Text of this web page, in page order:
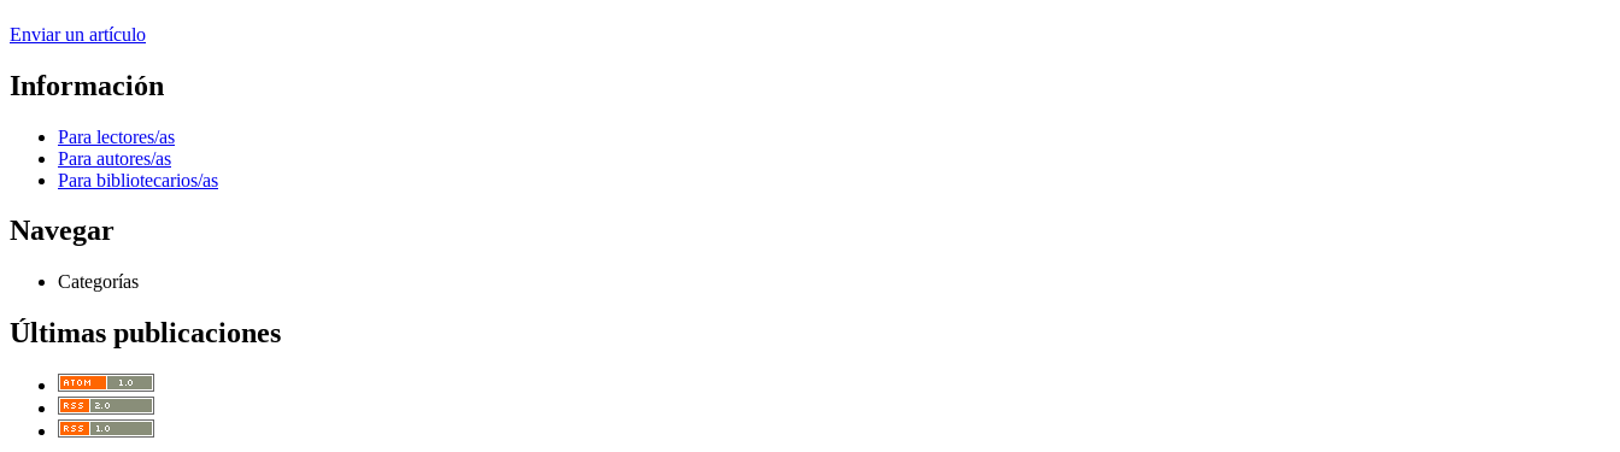
Enviar un artículo
Información
Para lectores/as
Para autores/as
Para bibliotecarios/as
Navegar
Categorías
Últimas publicaciones